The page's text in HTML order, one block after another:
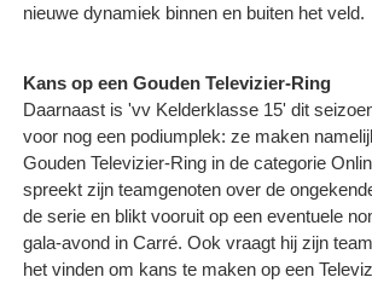
nieuwe dynamiek binnen en buiten het veld.
Kans op een Gouden Televizier-Ring
Daarnaast is 'vv Kelderklasse 15' dit
voor nog een podiumplek: ze maken
Gouden Televizier-Ring in de categorie
spreekt zijn teamgenoten over de
de serie en blikt vooruit op een eventuele
gala-avond in Carré. Ook vraagt hij zijn
het vinden om kans te maken op een